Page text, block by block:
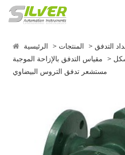
الرئيسية المنتجات
التدفق
مقياس التدفق بالإزاحة الموجبة
مستشعر تدفق التروس البيضاوي